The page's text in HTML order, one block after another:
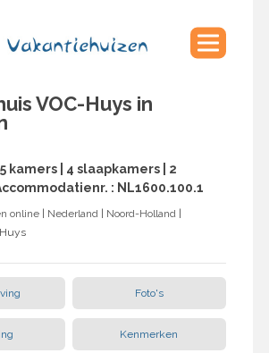
VOC-Huys in
kamers | 4 slaapkamers | 2
: NL1600.100.1
online| Nederland| Noord-Holland|
Huys
Foto's
Kenmerken